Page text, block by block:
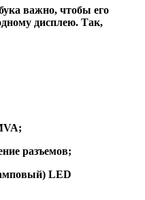
важно, чтобы его
дисплею. Так,
разъемов;
LED